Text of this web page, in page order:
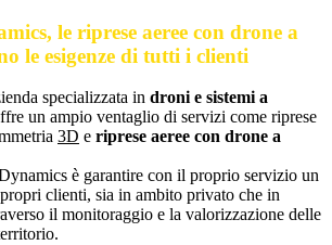
le riprese aeree con drone a
le esigenze di tutti i clienti
specializzata in droni e sistemi a
un ampio ventaglio di servizi come riprese
3D e riprese aeree con drone a
è garantire con il proprio servizio un
clienti, sia in ambito privato che in
il monitoraggio e la valorizzazione delle